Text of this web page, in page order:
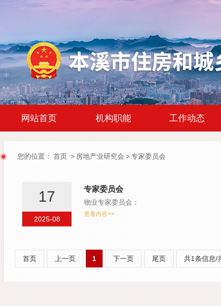
网站首页 机构职能 工作动态
您的位置： 首页 > 房地产业研究会 >专家委员会
2025-08
17 专家委员会
物业专家委员会：
查看内容>>
首页 上一页 1 下一页 尾页 共1条信息/